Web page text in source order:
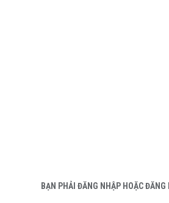
BẠN PHẢI ĐĂNG NHẬP HOẶC